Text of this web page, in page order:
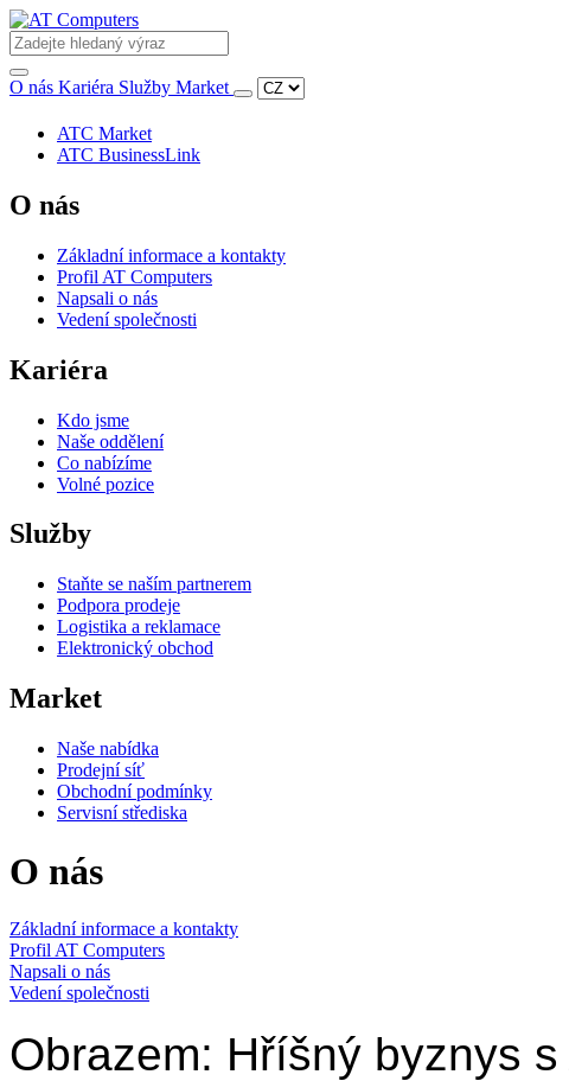
O nás Kariéra Služby Market
ATC Market
ATC BusinessLink
O nás
Základní informace a kontakty
Profil AT Computers
Napsali o nás
Vedení společnosti
Kariéra
Kdo jsme
Naše oddělení
Co nabízíme
Volné pozice
Služby
Staňte se naším partnerem
Podpora prodeje
Logistika a reklamace
Elektronický obchod
Market
Naše nabídka
Prodejní síť
Obchodní podmínky
Servisní střediska
O nás
Základní informace a kontakty
Profil AT Computers
Napsali o nás
Vedení společnosti
Obrazem: Hříšný byznys s